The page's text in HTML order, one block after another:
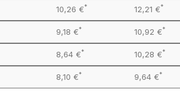
10,26 €* 12,21 €*
9,18 €* 10,92 €*
8,64 €* 10,28 €*
8,10 €* 9,64 €*